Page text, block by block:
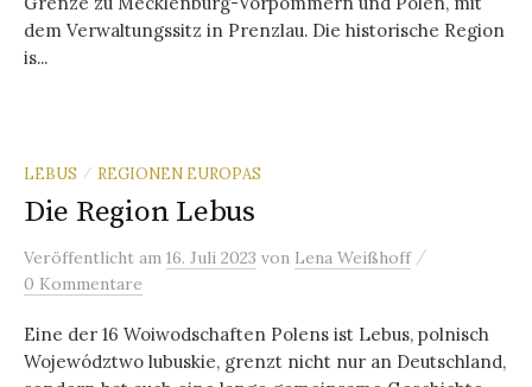
dem Verwaltungssitz in Prenzlau. Die historische Region
is...
LEBUS / REGIONEN EUROPAS
Die Region Lebus
Veröffentlicht am 16. Juli 2023 von Lena Weißhoff /
0 Kommentare
Eine der 16 Woiwodschaften Polens ist Lebus, polnisch
Województwo lubuskie, grenzt nicht nur an Deutschland,